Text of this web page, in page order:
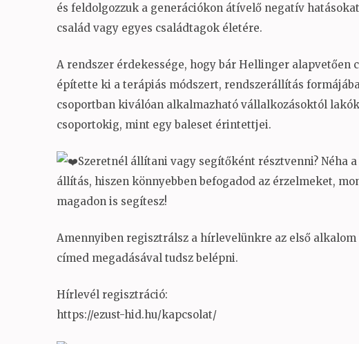
és feldolgozzuk a generációkon átívelő negatív
család vagy egyes családtagok életére.
A rendszer érdekessége, hogy bár Hellinger alapvetően
építette ki a terápiás módszert, rendszerállítás
csoportban kiválóan alkalmazható vállalkozásoktól
csoportokig, mint egy baleset érintettjei.
Szeretnél állítani vagy segítőként résztvenni? Néha
állítás, hiszen könnyebben befogadod az érzelmeket,
magadon is segítesz!
Amennyiben regisztrálsz a hírlevelünkre az első
címed megadásával tudsz belépni.
Hírlevél regisztráció:
https://ezust-hid.hu/kapcsolat/